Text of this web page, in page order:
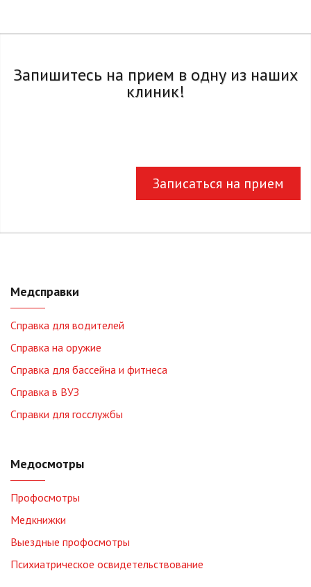
Запишитесь на прием в одну из наших
клиник!
Записаться на прием
Медсправки
Справка для водителей
Справка на оружие
Справка для бассейна и фитнеса
Справка в ВУЗ
Справки для госслужбы
Медосмотры
Профосмотры
Медкнижки
Выездные профосмотры
Психиатрическое освидетельствование